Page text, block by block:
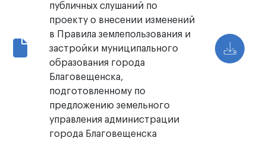
публичных слушаний по
проекту о внесении изменений
в Правила землепользования и
застройки муниципального
образования города
Благовещенска,
подготовленному по
предложению земельного
управления администрации
города Благовещенска